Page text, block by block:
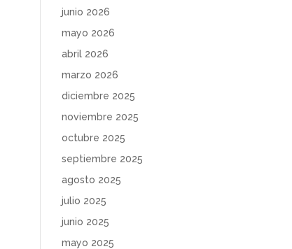
junio 2026
mayo 2026
abril 2026
marzo 2026
diciembre 2025
noviembre 2025
octubre 2025
septiembre 2025
agosto 2025
julio 2025
junio 2025
mayo 2025